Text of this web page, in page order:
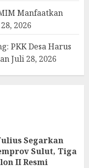
Manfaatkan
2026
PKK Desa Harus
Juli 28, 2026
Segarkan
Sulut, Tiga
II Resmi